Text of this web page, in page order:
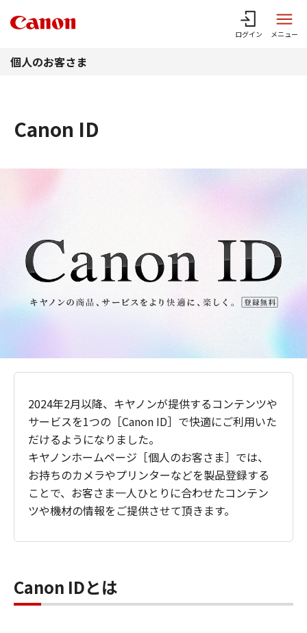
ログイン メニュー
個人のお客さま
Canon ID
2024年2月以降、キヤノンが提供するコンテンツや
サービスを1つの［Canon ID］で快適にご利用いた
だけるようになりました。
キヤノンホームページ［個人のお客さま］では、
お持ちのカメラやプリンターなどを製品登録する
ことで、お客さま一人ひとりに合わせたコンテン
ツや機材の情報をご提供させて頂きます。
Canon IDとは